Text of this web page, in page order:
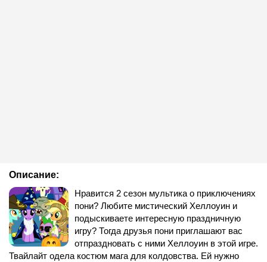
Описание:
Нравится 2 сезон мультика о приключениях
пони? Любите мистический Хеллоуин и
подыскиваете интересную праздничную
игру? Тогда друзья пони приглашают вас
отпраздновать с ними Хеллоуин в этой игре.
Твайлайт одела костюм мага для колдовства. Ей нужно